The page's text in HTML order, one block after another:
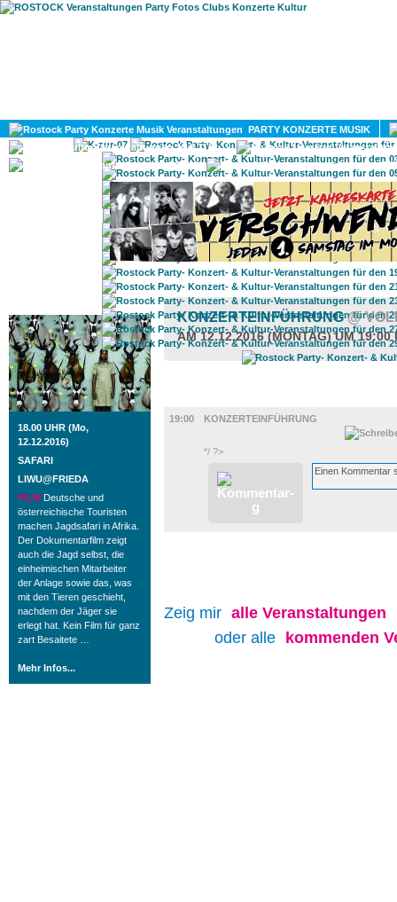
PARTY KONZERTE MUSIK
KULTUR
GAY
ROSTOCK TAGESTIPP
18.00 UHR (Mo,
12.12.2016)
SAFARI
LIWU@FRIEDA
FILM Deutsche und
österreichische Touristen
machen Jagdsafari in Afrika.
Der Dokumentarfilm zeigt
auch die Jagd selbst, die
einheimischen Mitarbeiter
der Anlage sowie das, was
mit den Tieren geschieht,
nachdem der Jäger sie
erlegt hat. Kein Film für ganz
zart Besaitete …
Mehr Infos...
KONZERTEINFÜHRUNG@
AM 12.12.2016 (MONTAG) UM 19:00
19:00
KONZERTEINFÜHRUNG
*/ ?>
Zeig mir alle Veranstaltungen
oder alle
kommenden